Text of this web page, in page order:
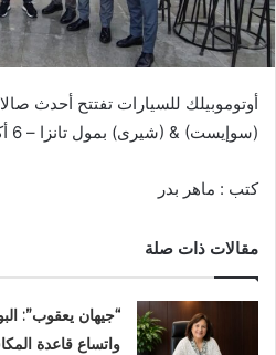
أوتوموبيلك للسيارات تفتتح أحدث
(سوإيست) & (شيرى) بمول تانزا – 6 أكتوبر
كتب : ماهر بدر
مقالات ذات صلة
“جيهان يعقوب”:
واتساع قاعدة